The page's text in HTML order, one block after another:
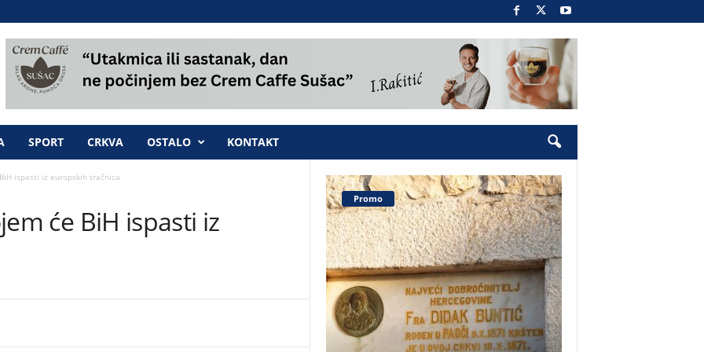
SPORT CRKVA OSTALO KONTAKT
ispasti iz europskih tračnica
će BiH ispasti iz
Promo